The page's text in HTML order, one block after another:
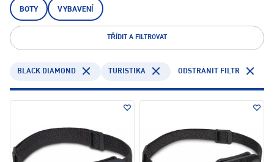
BOTY VYBAVENÍ
TŘÍDIT A FILTROVAT
BLACK DIAMOND TURISTIKA ODSTRANIT FILTR